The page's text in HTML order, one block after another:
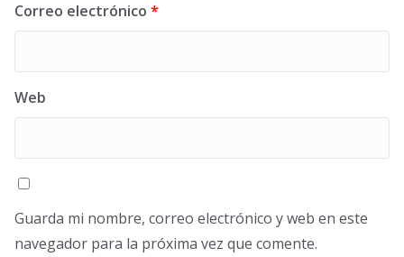
Correo electrónico *
Web
Guarda mi nombre, correo electrónico y web en este
navegador para la próxima vez que comente.